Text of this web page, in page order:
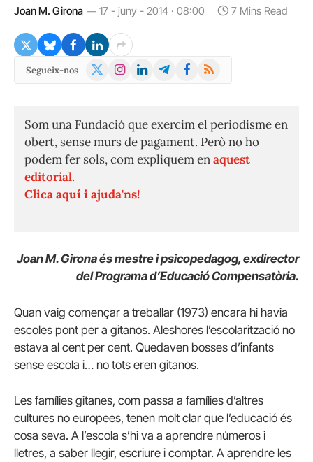
Joan M. Girona 17 - juny - 2014 · 08:00 7 Mins Read
Segueix-nos
X
Instagram
LinkedInTelegramFacebook
RSS
Som una Fundació que exercim el periodisme en
obert, sense murs de pagament. Però no ho
podem fer sols, com expliquem enaquest
editorial.
Clica aquí i ajuda'ns!
Joan M. Girona és mestre i psicopedagog, exdirector
del Programa d’Educació Compensatòria.
Quan vaig començar a treballar (1973) encara hi havia
escoles pont per a gitanos. Aleshores l’escolarització no
estava al cent per cent. Quedaven bosses d’infants
sense escola i… no tots eren gitanos.
Les famílies gitanes, com passa a famílies d’altres
cultures no europees, tenen molt clar que l’educació és
cosa seva. A l’escola s’hi va a aprendre números i
lletres, a saber llegir, escriure i comptar. A aprendre les